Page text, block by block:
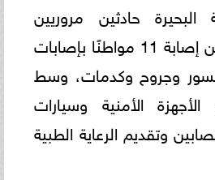
حادثين مروريين
منفصلين أسفرا عن إصابة 11 مواطنًا بإصابات
وجروح وكدمات، وسط
الأمنية وسيارات
وتقديم الرعاية الطبية